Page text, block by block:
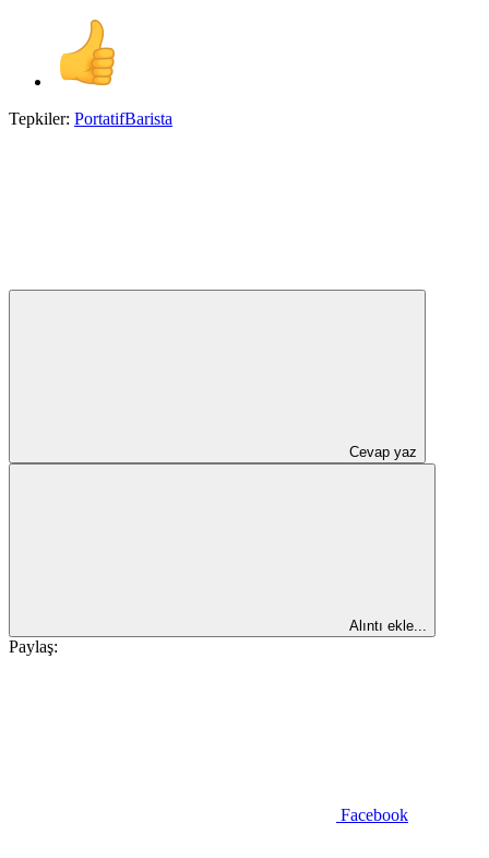
Tepkiler: PortatifBarista
Cevap yaz
Alıntı ekle...
Paylaş:
Facebook